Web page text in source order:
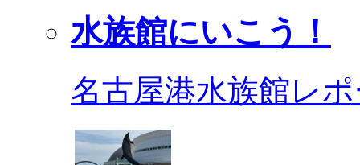
水族館にいこう！
名古屋港水族館レ